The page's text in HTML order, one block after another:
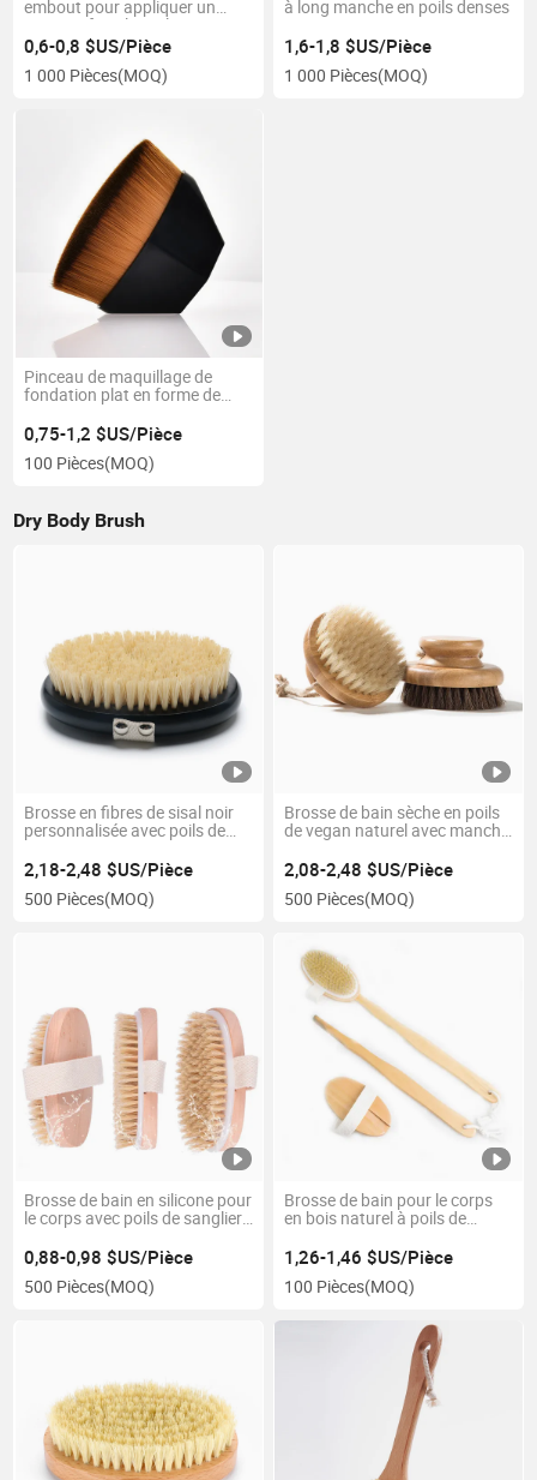
embout pour appliquer un
masque facial en silicone
0,6-0,8 $US/Pièce
1 000 Pièces(MOQ)
à long manche en poils denses
1,6-1,8 $US/Pièce
1 000 Pièces(MOQ)
Pinceau de maquillage de
fondation plat en forme de
en poudre pour estomper les
cosmétiques liquides, crémeux
ou en poudre parfaite, pinceau
0,75-1,2 $US/Pièce
100 Pièces(MOQ)
Dry Body Brush
Brosse en fibres de sisal noir
personnalisée avec poils de
végétalienne, gommage pour
la douche, masseur en bois,
brosse corporelle sèche
2,18-2,48 $US/Pièce
500 Pièces(MOQ)
Brosse de bain sèche en poils
de vegan naturel avec manche
2,08-2,48 $US/Pièce
500 Pièces(MOQ)
Brosse de bain en silicone pour
le corps avec poils de sanglier,
qualité, brosse pour peau
sèche en bois de hêtre pour
femmes
0,88-0,98 $US/Pièce
500 Pièces(MOQ)
Brosse de bain pour le corps
en bois naturel à poils de
détachable, étiquette privée
pour le massage de la peau
sèche
1,26-1,46 $US/Pièce
100 Pièces(MOQ)